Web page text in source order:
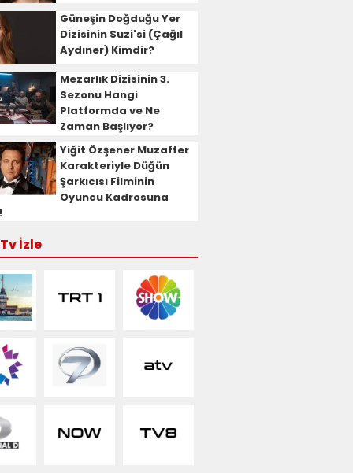
Güneşin Doğduğu Yer
Dizisinin Suzi'si (Çağıl
Aydıner) Kimdir?
Mezarlık Dizisinin 3.
Sezonu Hangi
Platformda ve Ne
Zaman Başlıyor?
Yiğit Özşener Muzaffer
Karakteriyle Düğün
Şarkıcısı Filminin
Oyuncu Kadrosuna
İzle